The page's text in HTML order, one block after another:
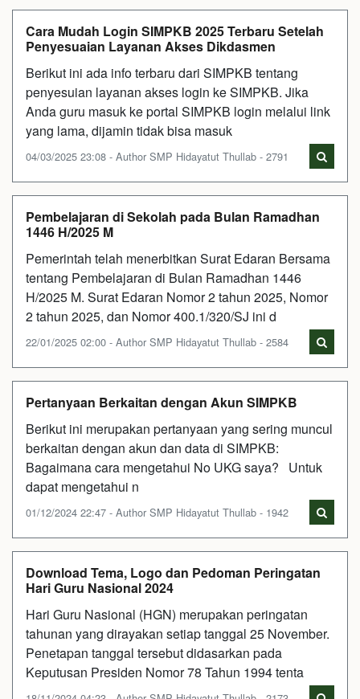
Cara Mudah Login SIMPKB 2025 Terbaru Setelah
Penyesuaian Layanan Akses Dikdasmen
Berikut ini ada info terbaru dari SIMPKB tentang
penyesuian layanan akses login ke SIMPKB. Jika
Anda guru masuk ke portal SIMPKB login melalui link
yang lama, dijamin tidak bisa masuk
04/03/2025 23:08 - Author SMP Hidayatut Thullab - 2791
Pembelajaran di Sekolah pada Bulan Ramadhan
1446 H/2025 M
Pemerintah telah menerbitkan Surat Edaran Bersama
tentang Pembelajaran di Bulan Ramadhan 1446
H/2025 M. Surat Edaran Nomor 2 tahun 2025, Nomor
2 tahun 2025, dan Nomor 400.1/320/SJ ini d
22/01/2025 02:00 - Author SMP Hidayatut Thullab - 2584
Pertanyaan Berkaitan dengan Akun SIMPKB
Berikut ini merupakan pertanyaan yang sering muncul
berkaitan dengan akun dan data di SIMPKB:
Bagaimana cara mengetahui No UKG saya? Untuk
dapat mengetahui n
01/12/2024 22:47 - Author SMP Hidayatut Thullab - 1942
Download Tema, Logo dan Pedoman Peringatan
Hari Guru Nasional 2024
Hari Guru Nasional (HGN) merupakan peringatan
tahunan yang dirayakan setiap tanggal 25 November.
Penetapan tanggal tersebut didasarkan pada
Keputusan Presiden Nomor 78 Tahun 1994 tenta